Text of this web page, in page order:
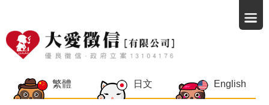
繁體 日文 English